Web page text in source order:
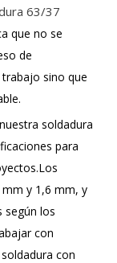
63/37
que no se
de
sino que
soldadura
para
y 1,6 mm, y
según los
con
con